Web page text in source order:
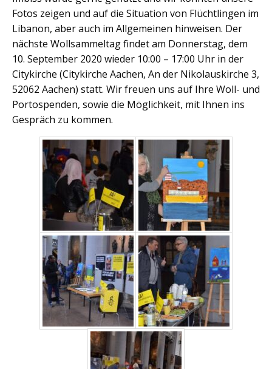
Fotos zeigen und auf die Situation von Flüchtlingen im
Libanon, aber auch im Allgemeinen hinweisen. Der
nächste Wollsammeltag findet am Donnerstag, dem
10. September 2020 wieder 10:00 – 17:00 Uhr in der
Citykirche (Citykirche Aachen, An der Nikolauskirche 3,
52062 Aachen) statt. Wir freuen uns auf Ihre Woll- und
Portospenden, sowie die Möglichkeit, mit Ihnen ins
Gespräch zu kommen.